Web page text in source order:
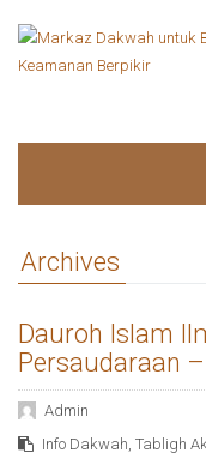
Archives
Dauroh Islam
Persaudaraan
Admin
Info Dakwah, Tabligh